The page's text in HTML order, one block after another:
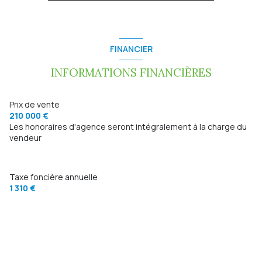
cuisine séparée
2 garage(s)
vue degagée
FINANCIER
INFORMATIONS FINANCIÈRES
Prix de vente
210 000 €
Les honoraires d'agence seront intégralement à la charge du
vendeur
Taxe foncière annuelle
1 310 €